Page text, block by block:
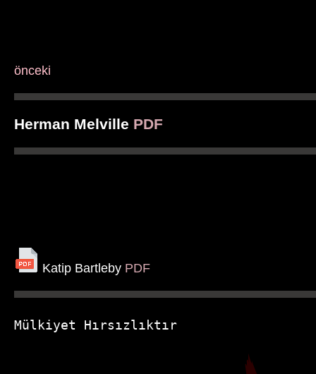
önceki
Herman Melville PDF
Katip Bartleby PDF
Mülkiyet Hırsızlıktır